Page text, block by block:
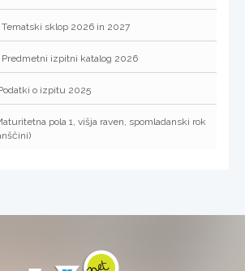
Tematski sklop 2026 in 2027
Predmetni izpitni katalog 2026
o izpitu 2025
pola 1, višja raven, spomladanski rok